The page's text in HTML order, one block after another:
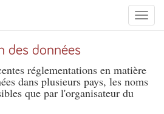
Toggle
des données
réglementations en matière
dans plusieurs pays, les noms
que par l'organisateur du